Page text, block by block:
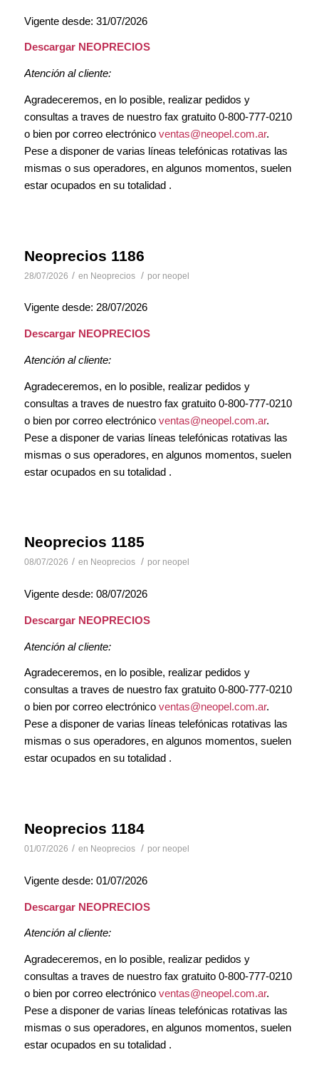
Vigente desde: 31/07/2026
Descargar NEOPRECIOS
Atención al cliente:
Agradeceremos, en lo posible, realizar pedidos y
consultas a traves de nuestro fax gratuito 0-800-777-0210
o bien por correo electrónico ventas@neopel.com.ar.
Pese a disponer de varias líneas telefónicas rotativas las
mismas o sus operadores, en algunos momentos, suelen
estar ocupados en su totalidad .
Neoprecios 1186
28/07/2026 / en Neoprecios / por neopel
Vigente desde: 28/07/2026
Descargar NEOPRECIOS
Atención al cliente:
Agradeceremos, en lo posible, realizar pedidos y
consultas a traves de nuestro fax gratuito 0-800-777-0210
o bien por correo electrónico ventas@neopel.com.ar.
Pese a disponer de varias líneas telefónicas rotativas las
mismas o sus operadores, en algunos momentos, suelen
estar ocupados en su totalidad .
Neoprecios 1185
08/07/2026 / en Neoprecios / por neopel
Vigente desde: 08/07/2026
Descargar NEOPRECIOS
Atención al cliente:
Agradeceremos, en lo posible, realizar pedidos y
consultas a traves de nuestro fax gratuito 0-800-777-0210
o bien por correo electrónico ventas@neopel.com.ar.
Pese a disponer de varias líneas telefónicas rotativas las
mismas o sus operadores, en algunos momentos, suelen
estar ocupados en su totalidad .
Neoprecios 1184
01/07/2026 / en Neoprecios / por neopel
Vigente desde: 01/07/2026
Descargar NEOPRECIOS
Atención al cliente:
Agradeceremos, en lo posible, realizar pedidos y
consultas a traves de nuestro fax gratuito 0-800-777-0210
o bien por correo electrónico ventas@neopel.com.ar.
Pese a disponer de varias líneas telefónicas rotativas las
mismas o sus operadores, en algunos momentos, suelen
estar ocupados en su totalidad .